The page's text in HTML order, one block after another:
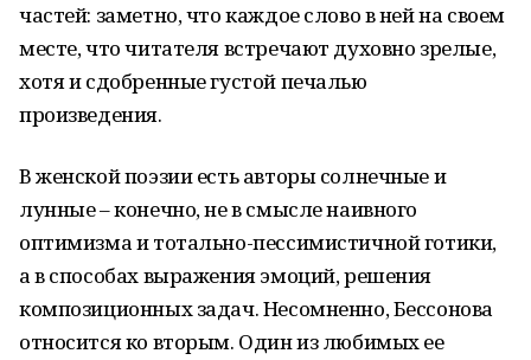
частей: заметно, что каждое слово в ней на своем
месте, что читателя встречают духовно зрелые,
хотя и сдобренные густой печалью
произведения.
В женской поэзии есть авторы солнечные и
лунные – конечно, не в смысле наивного
оптимизма и тотально-пессимистичной готики,
а в способах выражения эмоций, решения
композиционных задач. Несомненно, Бессонова
относится ко вторым. Один из любимых ее